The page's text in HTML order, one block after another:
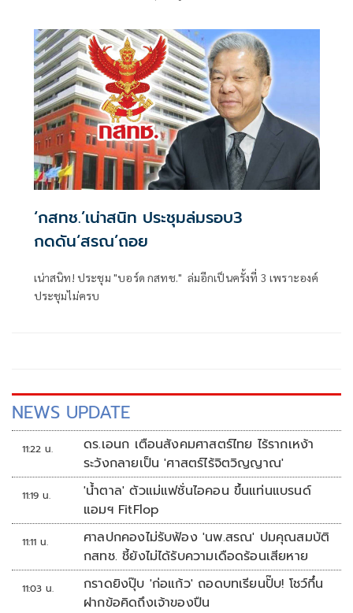
‘กสทช.’เน่าสนิท ประชุมล่มรอบ3
กดดัน‘สรณ’ถอย
เน่าสนิท! ประชุม "บอร์ด กสทช." ล่มอีกเป็นครั้งที่ 3 เพราะองค์
ประชุมไม่ครบ
NEWS UPDATE
11:22 น.
ดร.เอนก เตือนสังคมศาสตร์ไทย ไร้รากเหง้า
ระวังกลายเป็น 'ศาสตร์ไร้จิตวิญญาณ'
11:19 น.
'น้ำตาล' ตัวแม่แฟชั่นไอคอน ขึ้นแท่นแบรนด์
แอมฯ FitFlop
11:11 น.
ศาลปกคองไม่รับฟ้อง 'นพ.สรณ' ปมคุณสมบัติ
กสทช. ชี้ยังไม่ได้รับความเดือดร้อนเสียหาย
11:03 น.
กราดยิงปุ๊บ 'ก่อแก้ว' ถอดบทเรียนปั๊บ! โชว์กึ๋น
ฝากข้อคิดถึงเจ้าของปืน